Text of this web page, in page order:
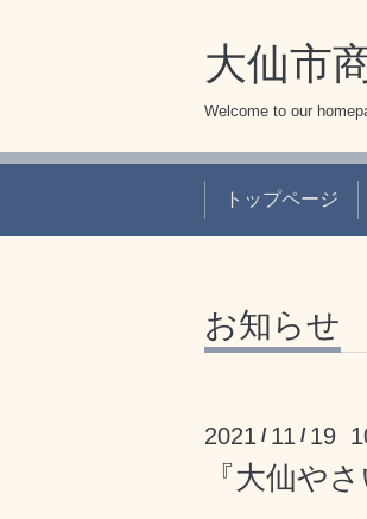
大仙市
Welcome to our
トップページ
お知らせ
2021 / 11 / 19
『大仙や